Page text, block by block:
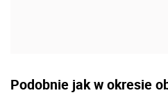
Podobnie jak w okresie